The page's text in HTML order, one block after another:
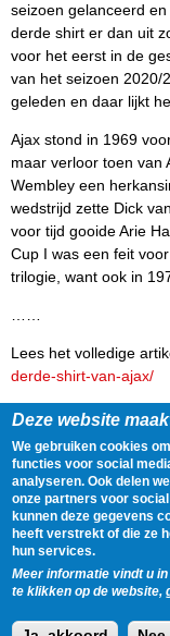
seizoen gelanceerd
derde shirt er dan uit
voor het eerst in de
van het seizoen 2020/
geleden en daar lijkt
Ajax stond in 1969
maar verloor toen van
Wembley een
wedstrijd zette Dick
voor tijd gooide Arie
Cup I was een feit
trilogie, want ook in
Lees het volledige
derde-shirt-van-ajax/
Delen Tweet 31
Gegevens
Spelers:Arie Haan,
Onderwerpen:
Tags:Nieuws
Clubs:AFC Ajax,A.C.
Ajax Nieuws streeft er
Deze website
We gebruiken cookies
functies voor social
analyseren. Ook delen
onze partners voor
kunnen deze gegevens
heeft verstrekt of die ze
hun services.
Meer informatie vindt u
te klikken op de website,